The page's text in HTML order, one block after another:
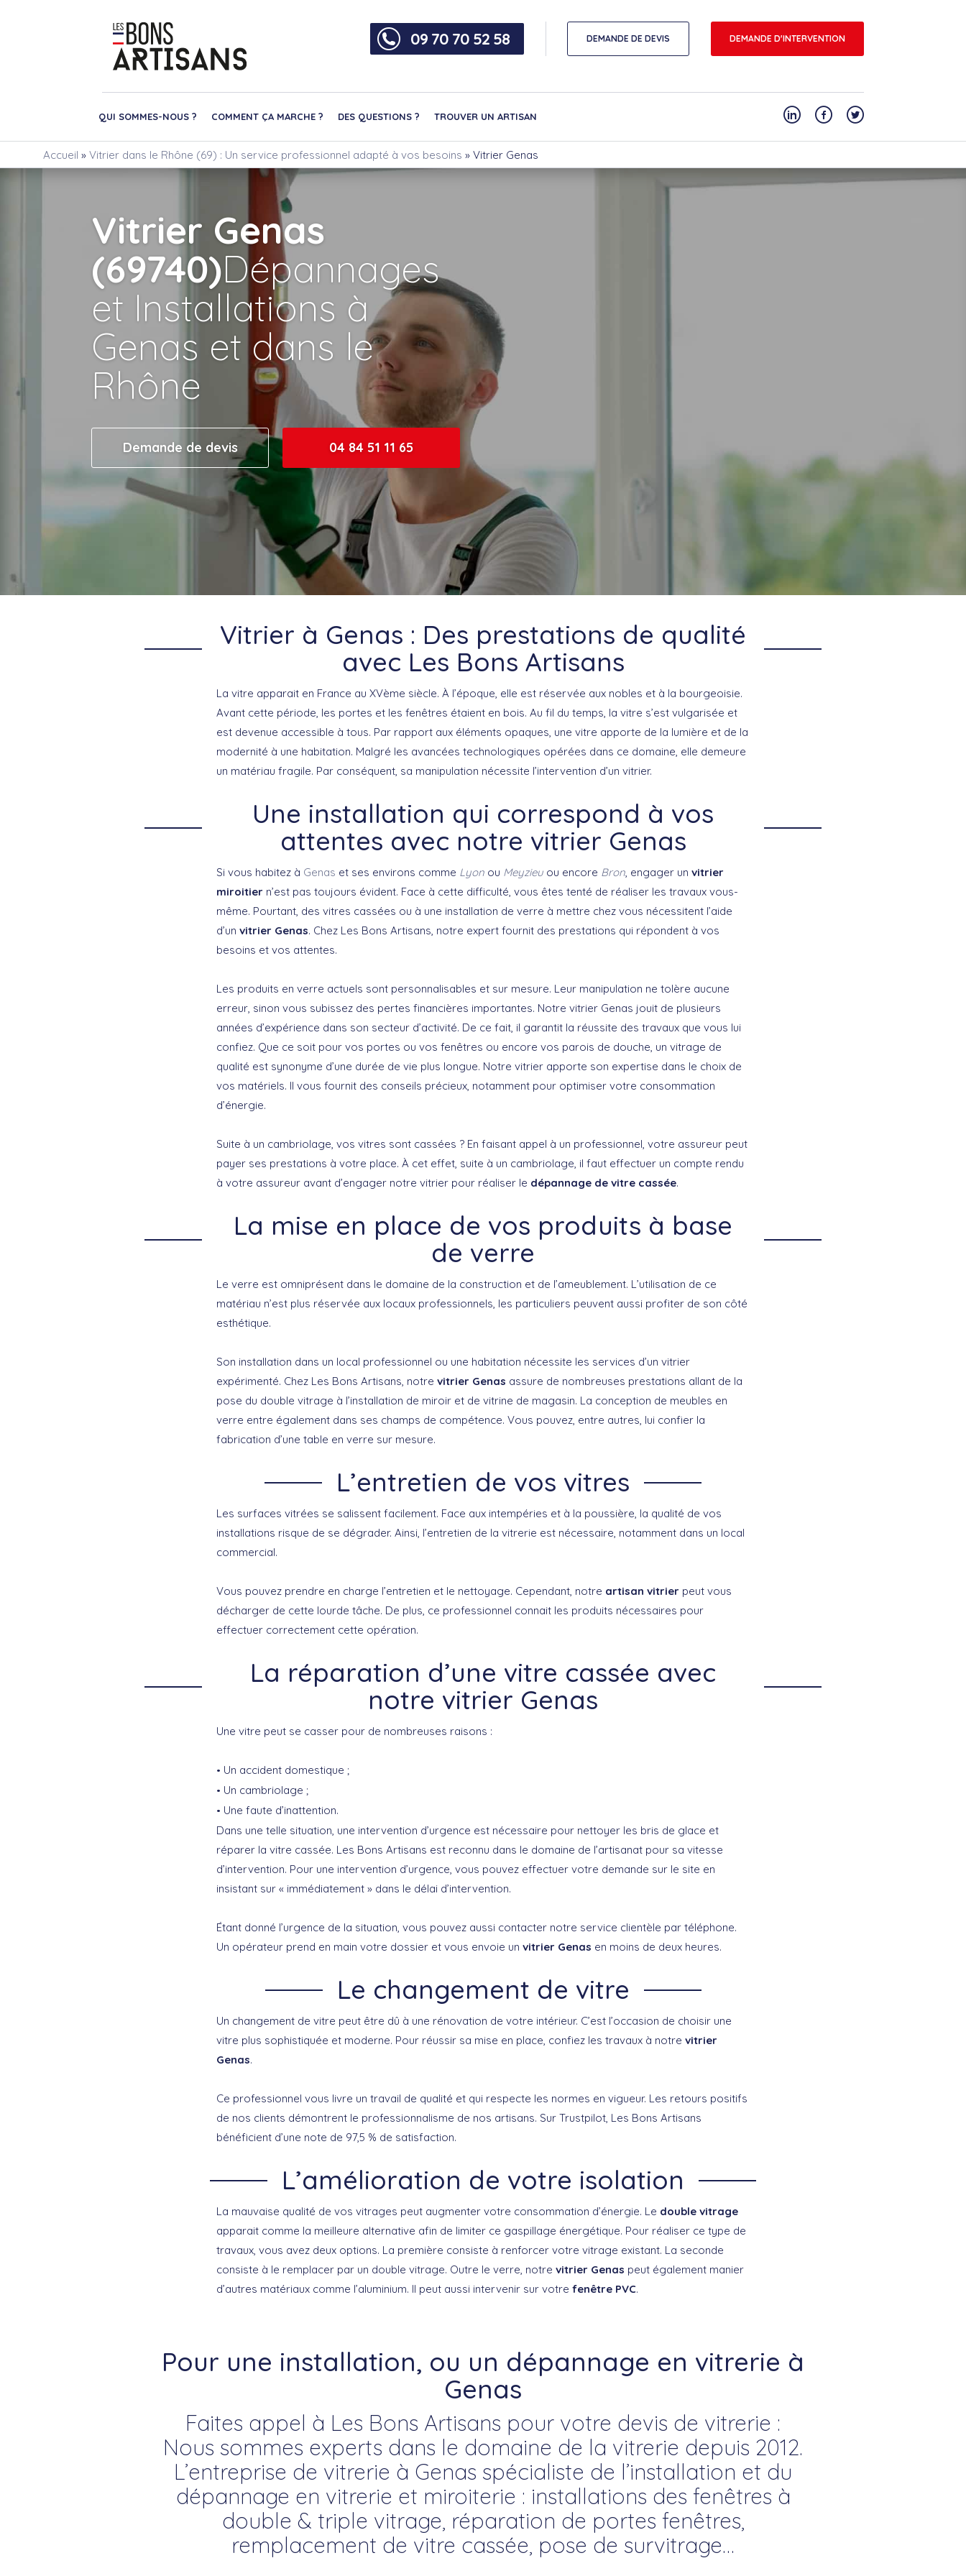
09 70 70 52 58 DEMANDE DE DEVIS DEMANDE D'INTERVENTION
QUI SOMMES-NOUS ? COMMENT ÇA MARCHE ? DES QUESTIONS ? TROUVER UN ARTISAN
Accueil » Vitrier dans le Rhône (69) : Un service professionnel adapté à vos besoins » Vitrier Genas
Vitrier Genas
(69740)Dépannages
et Installations à
Genas et dans le
Rhône
Demande de devis 04 84 51 11 65
Vitrier à Genas : Des prestations de qualité
avec Les Bons Artisans
La vitre apparait en France au XVème siècle. À l’époque, elle est réservée aux nobles et à la bourgeoisie.
Avant cette période, les portes et les fenêtres étaient en bois. Au fil du temps, la vitre s’est vulgarisée et
est devenue accessible à tous. Par rapport aux éléments opaques, une vitre apporte de la lumière et de la
modernité à une habitation. Malgré les avancées technologiques opérées dans ce domaine, elle demeure
un matériau fragile. Par conséquent, sa manipulation nécessite l’intervention d’un vitrier.
Une installation qui correspond à vos
attentes avec notre vitrier Genas
Si vous habitez à Genas et ses environs comme Lyon ou Meyzieu ou encore Bron, engager un vitrier
miroitier n’est pas toujours évident. Face à cette difficulté, vous êtes tenté de réaliser les travaux vous-
même. Pourtant, des vitres cassées ou à une installation de verre à mettre chez vous nécessitent l’aide
d’un vitrier Genas. Chez Les Bons Artisans, notre expert fournit des prestations qui répondent à vos
besoins et vos attentes.
Les produits en verre actuels sont personnalisables et sur mesure. Leur manipulation ne tolère aucune
erreur, sinon vous subissez des pertes financières importantes. Notre vitrier Genas jouit de plusieurs
années d’expérience dans son secteur d’activité. De ce fait, il garantit la réussite des travaux que vous lui
confiez. Que ce soit pour vos portes ou vos fenêtres ou encore vos parois de douche, un vitrage de
qualité est synonyme d’une durée de vie plus longue. Notre vitrier apporte son expertise dans le choix de
vos matériels. Il vous fournit des conseils précieux, notamment pour optimiser votre consommation
d’énergie.
Suite à un cambriolage, vos vitres sont cassées ? En faisant appel à un professionnel, votre assureur peut
payer ses prestations à votre place. À cet effet, suite à un cambriolage, il faut effectuer un compte rendu
à votre assureur avant d’engager notre vitrier pour réaliser le dépannage de vitre cassée.
La mise en place de vos produits à base
de verre
Le verre est omniprésent dans le domaine de la construction et de l’ameublement. L’utilisation de ce
matériau n’est plus réservée aux locaux professionnels, les particuliers peuvent aussi profiter de son côté
esthétique.
Son installation dans un local professionnel ou une habitation nécessite les services d’un vitrier
expérimenté. Chez Les Bons Artisans, notre vitrier Genas assure de nombreuses prestations allant de la
pose du double vitrage à l’installation de miroir et de vitrine de magasin. La conception de meubles en
verre entre également dans ses champs de compétence. Vous pouvez, entre autres, lui confier la
fabrication d’une table en verre sur mesure.
L’entretien de vos vitres
Les surfaces vitrées se salissent facilement. Face aux intempéries et à la poussière, la qualité de vos
installations risque de se dégrader. Ainsi, l’entretien de la vitrerie est nécessaire, notamment dans un local
commercial.
Vous pouvez prendre en charge l’entretien et le nettoyage. Cependant, notre artisan vitrier peut vous
décharger de cette lourde tâche. De plus, ce professionnel connait les produits nécessaires pour
effectuer correctement cette opération.
La réparation d’une vitre cassée avec
notre vitrier Genas
Une vitre peut se casser pour de nombreuses raisons :
Un accident domestique ;
Un cambriolage ;
Une faute d’inattention.
Dans une telle situation, une intervention d’urgence est nécessaire pour nettoyer les bris de glace et
réparer la vitre cassée. Les Bons Artisans est reconnu dans le domaine de l’artisanat pour sa vitesse
d’intervention. Pour une intervention d’urgence, vous pouvez effectuer votre demande sur le site en
insistant sur « immédiatement » dans le délai d’intervention.
Étant donné l’urgence de la situation, vous pouvez aussi contacter notre service clientèle par téléphone.
Un opérateur prend en main votre dossier et vous envoie un vitrier Genas en moins de deux heures.
Le changement de vitre
Un changement de vitre peut être dû à une rénovation de votre intérieur. C’est l’occasion de choisir une
vitre plus sophistiquée et moderne. Pour réussir sa mise en place, confiez les travaux à notre vitrier
Genas.
Ce professionnel vous livre un travail de qualité et qui respecte les normes en vigueur. Les retours positifs
de nos clients démontrent le professionnalisme de nos artisans. Sur Trustpilot, Les Bons Artisans
bénéficient d’une note de 97,5 % de satisfaction.
L’amélioration de votre isolation
La mauvaise qualité de vos vitrages peut augmenter votre consommation d’énergie. Le double vitrage
apparait comme la meilleure alternative afin de limiter ce gaspillage énergétique. Pour réaliser ce type de
travaux, vous avez deux options. La première consiste à renforcer votre vitrage existant. La seconde
consiste à le remplacer par un double vitrage. Outre le verre, notre vitrier Genas peut également manier
d’autres matériaux comme l’aluminium. Il peut aussi intervenir sur votre fenêtre PVC.
Pour une installation, ou un dépannage en vitrerie à
Genas
Faites appel à Les Bons Artisans pour votre devis de vitrerie :
Nous sommes experts dans le domaine de la vitrerie depuis 2012.
L’entreprise de vitrerie à Genas spécialiste de l’installation et du
dépannage en vitrerie et miroiterie : installations des fenêtres à
double & triple vitrage, réparation de portes fenêtres,
remplacement de vitre cassée, pose de survitrage…